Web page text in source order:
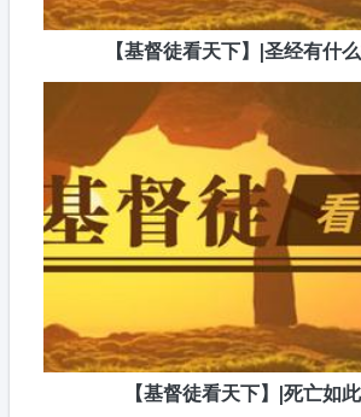
【基督徒看天下】|圣经有什
【基督徒看天下】|死亡如